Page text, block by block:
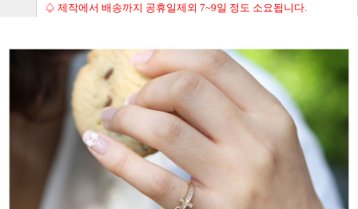
♤ 제작에서 배송까지 공휴일제외 7~9일 정도 소요됩니다.